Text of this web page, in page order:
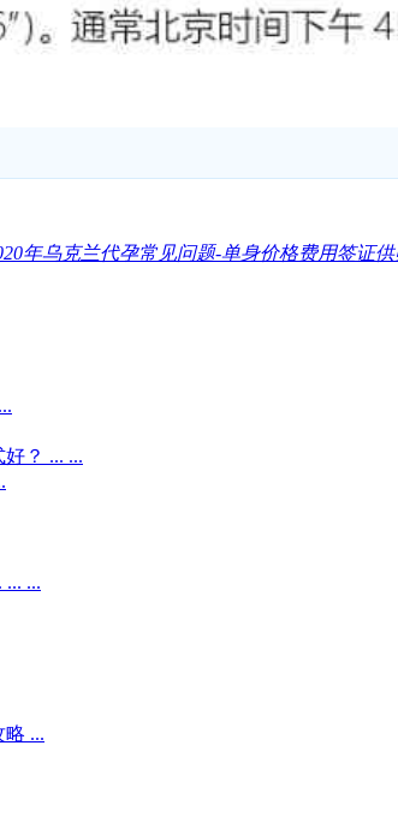
年乌克兰代孕常见问题-单身价格费用签证
？ ... ...
...
...